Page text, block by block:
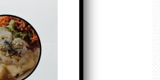
de 2026
Sporting em
mundo está a
atrás de
Autor: Paulo